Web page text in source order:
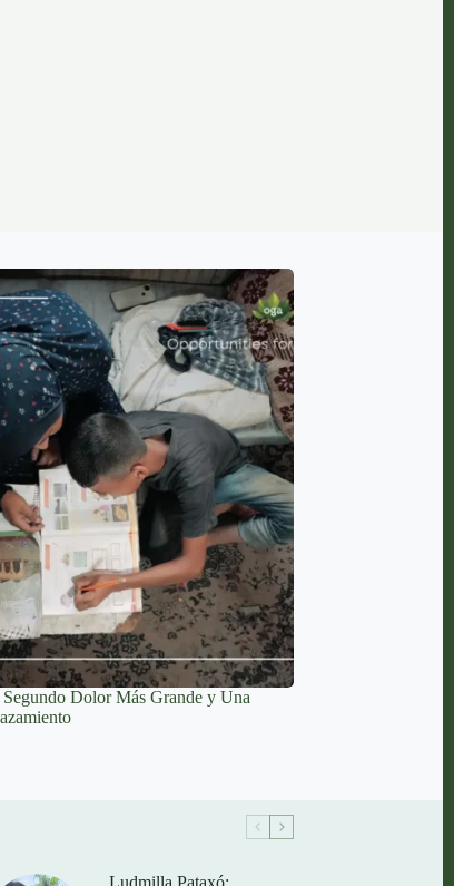
Segundo Dolor Más Grande y Una